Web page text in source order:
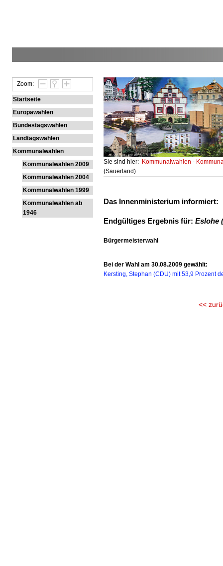
Zoom:
Startseite
Europawahlen
Bundestagswahlen
Landtagswahlen
Kommunalwahlen
Kommunalwahlen 2009
Kommunalwahlen 2004
Kommunalwahlen 1999
Kommunalwahlen ab
1946
Sie sind hier: Kommunalwahlen-
(Sauerland)
Das Innenministerium informiert:
Endgültiges Ergebnis für: Eslohe
Bürgermeisterwahl
Bei der Wahl am 30.08.2009 gewählt:
Kersting, Stephan (CDU) mit 53,9 Prozent
<<